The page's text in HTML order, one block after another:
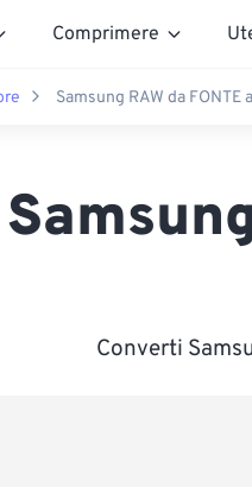
Comprimere
Samsung RAW da FONTE
Converti